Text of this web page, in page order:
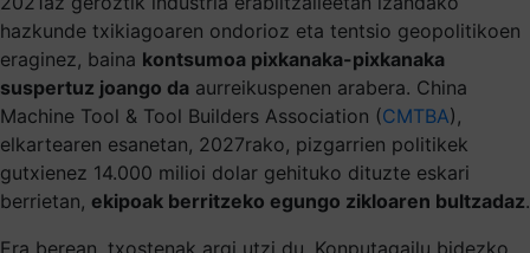
hazkunde txikiagoaren ondorioz eta tentsio geopolitikoen
eraginez, baina kontsumoa pixkanaka-pixkanaka
suspertuz joango da aurreikuspenen arabera. China
Machine Tool & Tool Builders Association (CMTBA),
elkartearen esanetan, 2027rako, pizgarrien politikek
gutxienez 14.000 milioi dolar gehituko dituzte eskari
berrietan, ekipoak berritzeko egungo zikloaren bultzadaz.
Era berean, txostenak argi utzi du, Konputagailu bidezko